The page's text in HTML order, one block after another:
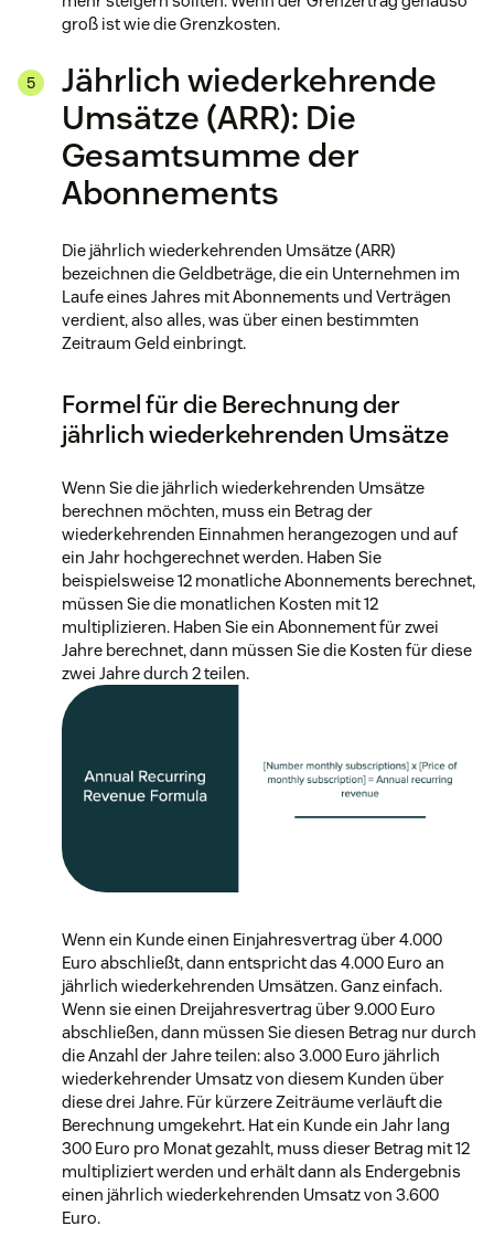
groß ist wie die Grenzkosten.
Jährlich wiederkehrende
Umsätze (ARR): Die
Gesamtsumme der
Abonnements
Die jährlich wiederkehrenden Umsätze (ARR)
bezeichnen die Geldbeträge, die ein Unternehmen im
Laufe eines Jahres mit Abonnements und Verträgen
verdient, also alles, was über einen bestimmten
Zeitraum Geld einbringt.
Formel für die Berechnung der
jährlich wiederkehrenden Umsätze
Wenn Sie die jährlich wiederkehrenden Umsätze
berechnen möchten, muss ein Betrag der
wiederkehrenden Einnahmen herangezogen und auf
ein Jahr hochgerechnet werden. Haben Sie
beispielsweise 12 monatliche Abonnements berechnet,
müssen Sie die monatlichen Kosten mit 12
multiplizieren. Haben Sie ein Abonnement für zwei
Jahre berechnet, dann müssen Sie die Kosten für diese
zwei Jahre durch 2 teilen.
Wenn ein Kunde einen Einjahresvertrag über 4.000
Euro abschließt, dann entspricht das 4.000 Euro an
jährlich wiederkehrenden Umsätzen. Ganz einfach.
Wenn sie einen Dreijahresvertrag über 9.000 Euro
abschließen, dann müssen Sie diesen Betrag nur durch
die Anzahl der Jahre teilen: also 3.000 Euro jährlich
wiederkehrender Umsatz von diesem Kunden über
diese drei Jahre. Für kürzere Zeiträume verläuft die
Berechnung umgekehrt. Hat ein Kunde ein Jahr lang
300 Euro pro Monat gezahlt, muss dieser Betrag mit 12
multipliziert werden und erhält dann als Endergebnis
einen jährlich wiederkehrenden Umsatz von 3.600
Euro.